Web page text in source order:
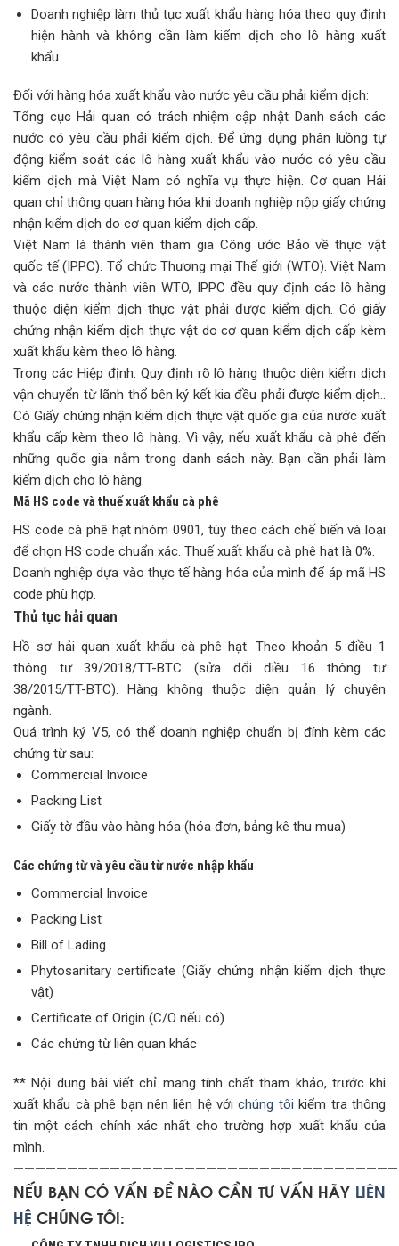
Doanh nghiệp làm thủ tục xuất khẩu hàng hóa theo quy định
hiện hành và không cần làm kiểm dịch cho lô hàng xuất
khẩu.
Đối với hàng hóa xuất khẩu vào nước yêu cầu phải kiểm dịch:
Tổng cục Hải quan có trách nhiệm cập nhật Danh sách các
nước có yêu cầu phải kiểm dịch. Để ứng dụng phân luồng tự
động kiểm soát các lô hàng xuất khẩu vào nước có yêu cầu
kiểm dịch mà Việt Nam có nghĩa vụ thực hiện. Cơ quan Hải
quan chỉ thông quan hàng hóa khi doanh nghiệp nộp giấy chứng
nhận kiểm dịch do cơ quan kiểm dịch cấp.
Việt Nam là thành viên tham gia Công ước Bảo về thực vật
quốc tế (IPPC). Tổ chức Thương mại Thế giới (WTO). Việt Nam
và các nước thành viên WTO, IPPC đều quy định các lô hàng
thuộc diện kiểm dịch thực vật phải được kiểm dịch. Có giấy
chứng nhận kiểm dịch thực vật do cơ quan kiểm dịch cấp kèm
xuất khẩu kèm theo lô hàng.
Trong các Hiệp định. Quy định rõ lô hàng thuộc diện kiểm dịch
vận chuyển từ lãnh thổ bên ký kết kia đều phải được kiểm dịch..
Có Giấy chứng nhận kiểm dịch thực vật quốc gia của nước xuất
khẩu cấp kèm theo lô hàng. Vì vậy, nếu xuất khẩu cà phê đến
những quốc gia nằm trong danh sách này. Bạn cần phải làm
kiểm dịch cho lô hàng.
Mã HS code và thuế xuất khẩu cà phê
HS code cà phê hạt nhóm 0901, tùy theo cách chế biến và loại
để chọn HS code chuẩn xác. Thuế xuất khẩu cà phê hạt là 0%.
Doanh nghiệp dựa vào thực tế hàng hóa của mình để áp mã HS
code phù hợp.
Thủ tục hải quan
Hồ sơ hải quan xuất khẩu cà phê hạt. Theo khoản 5 điều 1
thông tư 39/2018/TT-BTC (sửa đổi điều 16 thông tư
38/2015/TT-BTC). Hàng không thuộc diện quản lý chuyên
ngành.
Quá trình ký V5, có thể doanh nghiệp chuẩn bị đính kèm các
chứng từ sau:
Commercial Invoice
Packing List
Giấy tờ đầu vào hàng hóa (hóa đơn, bảng kê thu mua)
Các chứng từ và yêu cầu từ nước nhập khẩu
Commercial Invoice
Packing List
Bill of Lading
Phytosanitary certificate (Giấy chứng nhận kiểm dịch thực
vật)
Certificate of Origin (C/O nếu có)
Các chứng từ liên quan khác
** Nội dung bài viết chỉ mang tính chất tham khảo, trước khi
xuất khẩu cà phê bạn nên liên hệ vớichúng tôi kiểm tra thông
tin một cách chính xác nhất cho trường hợp xuất khẩu của
mình.
NẾU BẠN CÓ VẤN ĐỀ NÀO CẦN TƯ VẤN HÃY LIÊN
HỆ CHÚNG TÔI: